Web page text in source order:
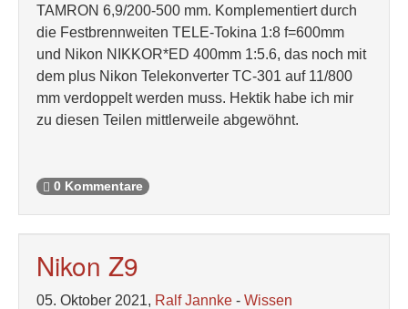
TAMRON 6,9/200-500 mm. Komplementiert durch
die Festbrennweiten TELE-Tokina 1:8 f=600mm
und Nikon NIKKOR*ED 400mm 1:5.6, das noch mit
dem plus Nikon Telekonverter TC-301 auf 11/800
mm verdoppelt werden muss. Hektik habe ich mir
zu diesen Teilen mittlerweile abgewöhnt.
0 Kommentare
Nikon Z9
05. Oktober 2021, Ralf Jannke - Wissen